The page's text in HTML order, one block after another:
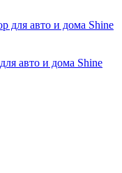
авто и дома Shine